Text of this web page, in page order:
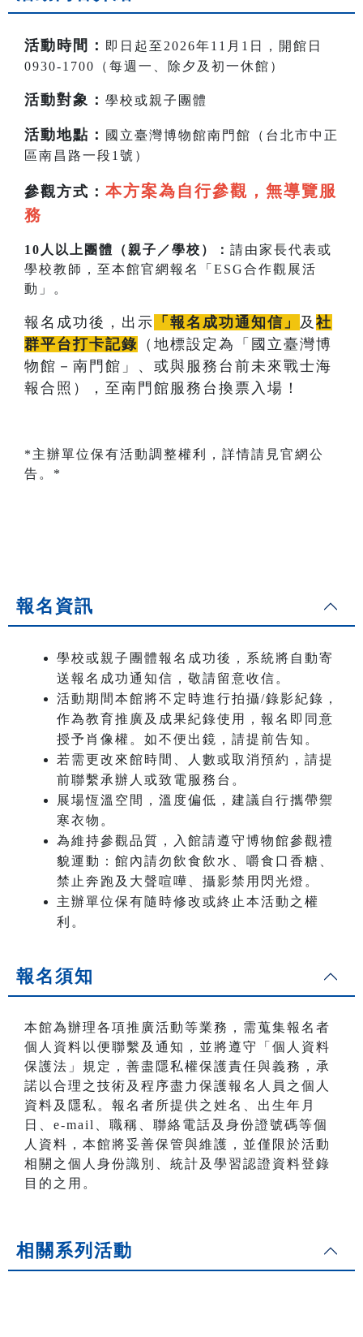
活動時間 ：
即日起至2026年11月1日，開館日
0930-1700（每週一、除夕及初一休館）
活動對象： 學校或親子團體
活動地點 ：
國立臺灣博物館南門館（台北市中正
區南昌路一段1號）
參觀方式： 本方案為自行參觀，無導覽服
務
10人以上團體（親子／學校）： 請由家長代表或
學校教師，至本館官網報名「ESG合作觀展活
動」。
報名成功後，出示 「報名成功通知信」 及 社
群平台打卡記錄 （地標設定為「國立臺灣博
物館－南門館」、或與服務台前未來戰士海
報合照），至南門館服務台換票入場！
*主辦單位保有活動調整權利，詳情請見官網公
告。*
報名資訊
學校或親子團體報名成功後，系統將自動寄
送報名成功通知信，敬請留意收信。
活動期間本館將不定時進行拍攝/錄影紀錄，
作為教育推廣及成果紀錄使用，報名即同意
授予肖像權。如不便出鏡，請提前告知。
若需更改來館時間、人數或取消預約，請提
前聯繫承辦人或致電服務台。
展場恆溫空間，溫度偏低，建議自行攜帶禦
寒衣物。
為維持參觀品質，入館請遵守博物館參觀禮
貌運動：館內請勿飲食飲水、嚼食口香糖、
禁止奔跑及大聲喧嘩、攝影禁用閃光燈。
主辦單位保有隨時修改或終止本活動之權
利。
報名須知
本館為辦理各項推廣活動等業務，需蒐集報名者
個人資料以便聯繫及通知，並將遵守「個人資料
保護法」規定，善盡隱私權保護責任與義務，承
諾以合理之技術及程序盡力保護報名人員之個人
資料及隱私。報名者所提供之姓名、出生年月
日、e-mail、職稱、聯絡電話及身份證號碼等個
人資料，本館將妥善保管與維護，並僅限於活動
相關之個人身份識別、統計及學習認證資料登錄
目的之用。
相關系列活動